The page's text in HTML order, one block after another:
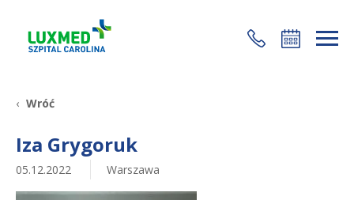
+48 22 35 58 200
Wróć
Iza Grygoruk
05.12.2022 Warszawa